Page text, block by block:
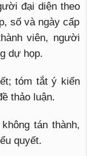
đại diện theo
số và ngày cấp
viên, người
dự họp.
tóm tắt ý kiến
thảo luận.
tán thành,
quyết.